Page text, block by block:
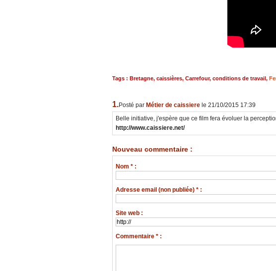
Tags: Bretagne, caissières, Carrefour, conditions de travail,
1.Posté par Métier de caissiere le 21/10/2015 17:39
Belle initiative, j'espère que ce film fera évoluer la
http://www.caissiere.net/
Nouveau commentaire :
Nom * :
Adresse email (non publiée) * :
Site web :
Commentaire * :